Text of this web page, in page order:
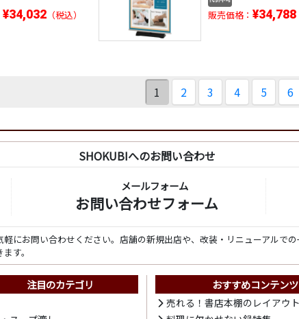
¥34,032 （税込） 販売価格：¥34,788
1 2 3 4 5 6
SHOKUBIへのお問い合わせ
メールフォーム
お問い合わせフォーム
にお問い合わせください。店舗の新規出店や、改装・リニューアルで
す。
注目のカテゴリ おすすめコンテンツ
売れる！書店本棚のレイアウト